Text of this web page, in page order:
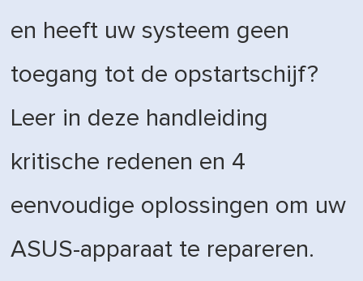
en heeft uw systeem geen
toegang tot de opstartschijf?
Leer in deze handleiding
kritische redenen en 4
eenvoudige oplossingen om uw
ASUS-apparaat te repareren.